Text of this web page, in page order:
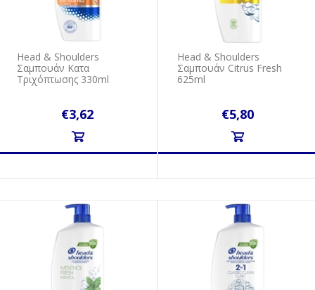
Head & Shoulders
Σαμπουάν Κατα
Τριχόπτωσης 330ml
€3,62
Head & Shoulders
Σαμπουάν Citrus Fresh
625ml
€5,80